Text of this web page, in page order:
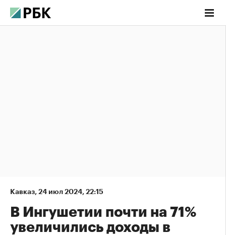
Кавказ, 24 июл 2024, 22:15
В Ингушетии почти на 71%
увеличились доходы в